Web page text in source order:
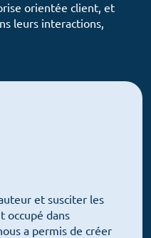
orientée client, et
leurs interactions,
et susciter les
occupé dans
a permis de créer